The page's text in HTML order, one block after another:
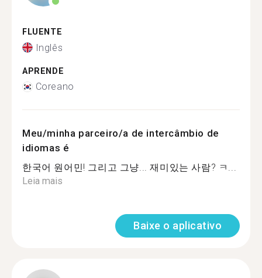
FLUENTE
Inglês
APRENDE
Coreano
Meu/minha parceiro/a de intercâmbio de
idiomas é
한국어 원어민! 그리고 그냥... 재미있는 사람? ㅋ...
Leia mais
Baixe o aplicativo